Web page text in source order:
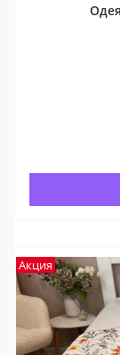
Акция